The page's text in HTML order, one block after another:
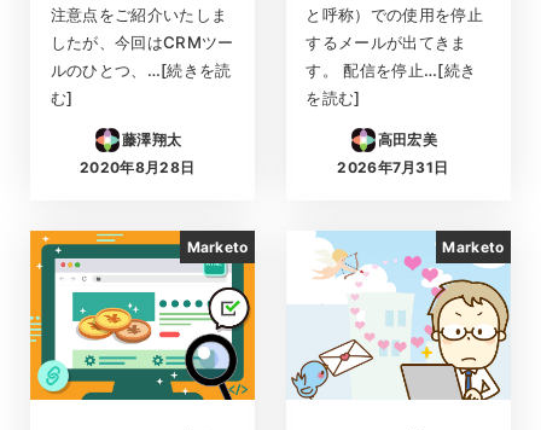
注意点をご紹介いたしま
したが、今回はCRMツー
ルのひとつ、…[続きを読
む]
藤澤翔太
投稿日
2020年8月28日
と呼称）での使用を停止
するメールが出てきま
す。 配信を停止…[続き
を読む]
高田宏美
投稿日
2026年7月31日
Marketo Marketo